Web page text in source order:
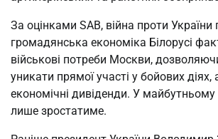
За оцінками SAB, війна проти
громадянська економіка Білорусі
військові потреби Москви,
уникати прямої участі у бойових
економічні дивіденди. У майбутньому
лише зростатиме.